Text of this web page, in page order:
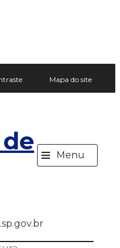
Mapa do site
≡ Menu